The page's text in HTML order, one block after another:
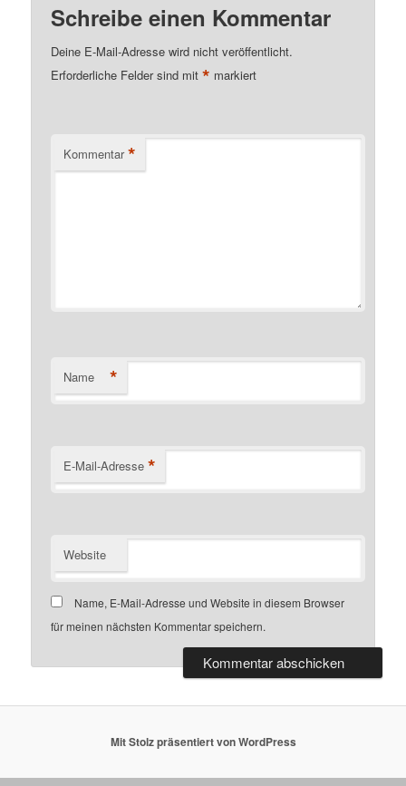
Schreibe einen Kommentar
Deine E-Mail-Adresse wird nicht veröffentlicht.
Erforderliche Felder sind mit* markiert
Kommentar *
Name *
E-Mail-Adresse *
Website
Name, E-Mail-Adresse und Website in diesem Browser
für meinen nächsten Kommentar speichern.
Mit Stolz präsentiert von WordPress